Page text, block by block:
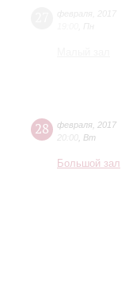
28 февраля 2017
20:00 Вт
Большой зал